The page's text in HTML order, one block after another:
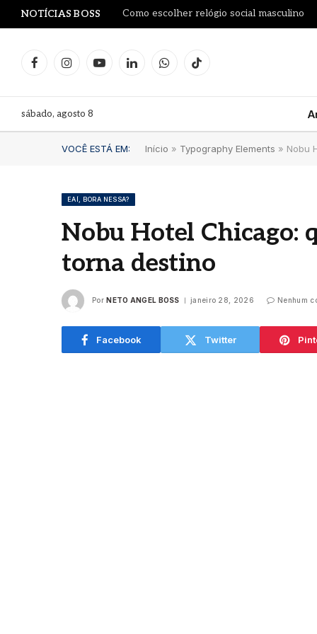
NOTÍCIAS BOSS Como escolher relógio social masculino
FacebookInstagramYouTubeLinkedInWhatsAppTikTok
sábado, agosto 8
VOCÊ ESTÁ EM: Início » Typography Elements » Nobu
EAÍ, BORA NESSA?
Nobu Hotel Chicago:
torna destino
Por NETO ANGEL BOSS janeiro 28, 2026 Nenhum
Facebook Twitter
Dia